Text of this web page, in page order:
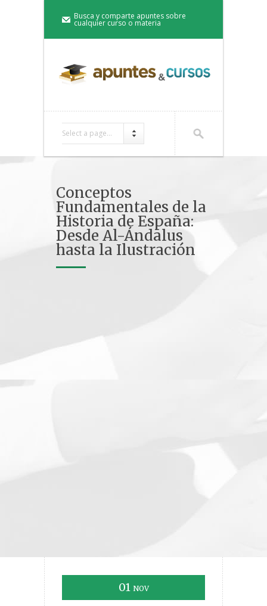
Busca y comparte apuntes sobre
cualquier curso o materia
Select a page...
Conceptos
Fundamentales de la
Historia de España:
Desde Al-Ándalus
hasta la Ilustración
01 NOV